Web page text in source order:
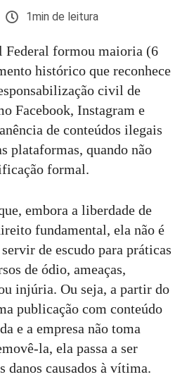
1min de leitura
Federal formou maioria (6
histórico que reconhece
civil de
Facebook, Instagram e
de conteúdos ilegais
plataformas, quando não
formal.
embora a liberdade de
fundamental, ela não é
de escudo para práticas
de ódio, ameaças,
injúria. Ou seja, a partir do
publicação com conteúdo
e a empresa não toma
la, ela passa a ser
danos causados à vítima.